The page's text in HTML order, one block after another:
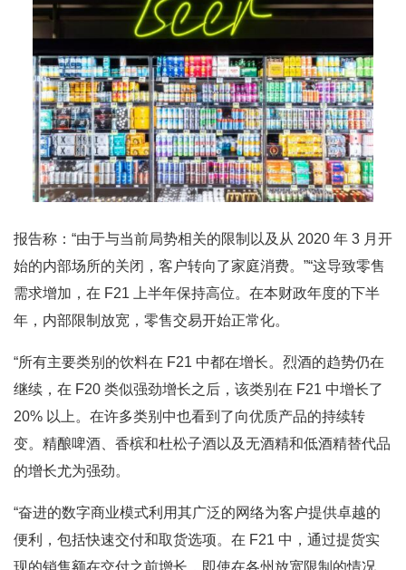
报告称：“由于与当前局势相关的限制以及从 2020 年 3 月开
始的内部场所的关闭，客户转向了家庭消费。”“这导致零售
需求增加，在 F21 上半年保持高位。在本财政年度的下半
年，内部限制放宽，零售交易开始正常化。
“所有主要类别的饮料在 F21 中都在增长。烈酒的趋势仍在
继续，在 F20 类似强劲增长之后，该类别在 F21 中增长了
20% 以上。在许多类别中也看到了向优质产品的持续转
变。精酿啤酒、香槟和杜松子酒以及无酒精和低酒精替代品
的增长尤为强劲。
“奋进的数字商业模式利用其广泛的网络为客户提供卓越的
便利，包括快速交付和取货选项。在 F21 中，通过提货实